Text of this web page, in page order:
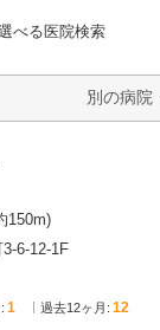
べる医院検索
150m)
6-12-1F
: 1 過去12ヶ月: 12